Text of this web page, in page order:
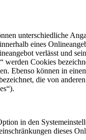
unterschiedliche
eines
verlässt und
Cookies
Ebenso können in
die von
in den
dieses